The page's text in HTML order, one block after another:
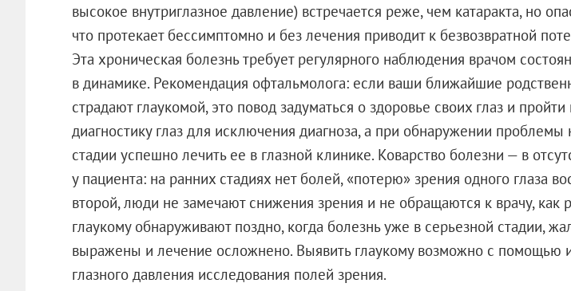
высокое внутриглазное давление) встречается реже, чем катаракта, но
что протекает бессимптомно и без лечения приводит к безвозвратной
Эта хроническая болезнь требует регулярного наблюдения врачом
в динамике. Рекомендация офтальмолога: если ваши ближайшие
страдают глаукомой, это повод задуматься о здоровье своих глаз и
диагностику глаз для исключения диагноза, а при обнаружении проблемы
стадии успешно лечить ее в глазной клинике. Коварство болезни — в
у пациента: на ранних стадиях нет болей, «потерю» зрения одного глаза
второй, люди не замечают снижения зрения и не обращаются к врачу, как
глаукому обнаруживают поздно, когда болезнь уже в серьезной стадии,
выражены и лечение осложнено. Выявить глаукому возможно с помощью
глазного давления исследования полей зрения.